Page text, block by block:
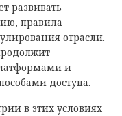
развивать
правила
отрасли.
и
доступа.
в этих условиях